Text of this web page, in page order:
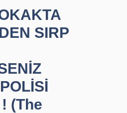
SIRP
(The